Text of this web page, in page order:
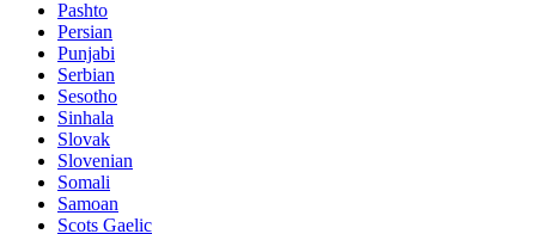
Pashto
Persian
Punjabi
Serbian
Sesotho
Sinhala
Slovak
Slovenian
Somali
Samoan
Scots Gaelic